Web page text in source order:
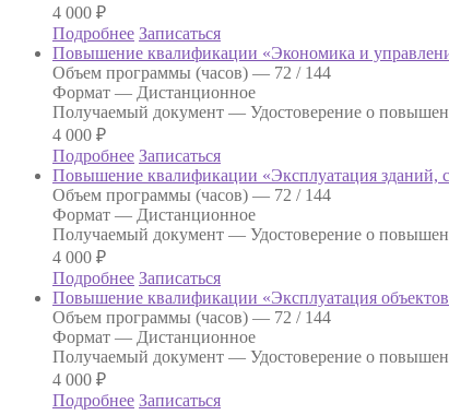
4 000 ₽
Подробнее Записаться
Повышение квалификации «Экономика и
Объем программы (часов) — 72 / 144
Формат — Дистанционное
Получаемый документ — Удостоверение о
4 000 ₽
Подробнее Записаться
Повышение квалификации «Эксплуатация
Объем программы (часов) — 72 / 144
Формат — Дистанционное
Получаемый документ — Удостоверение о
4 000 ₽
Подробнее Записаться
Повышение квалификации «Эксплуатация
Объем программы (часов) — 72 / 144
Формат — Дистанционное
Получаемый документ — Удостоверение о
4 000 ₽
Подробнее Записаться